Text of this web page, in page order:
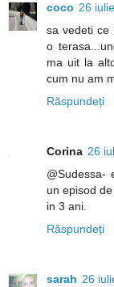
coco 26
sa vedeti ce
o
ma uit la
cum nu am
Răspundeți
Corina 26
@Sudessa-
un episod
in 3 ani.
Răspundeți
sarah 26